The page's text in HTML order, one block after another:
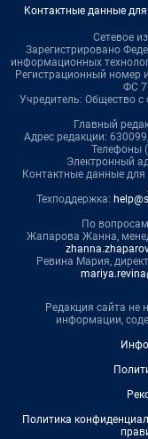
Контактные данные
Сетевое
Зарегистрировано
информационных
Регистрационный номер
ФС
Учредитель: Общество
Главный
Адрес редакции:
Телефоны
Электронный
Контактные данные для
Техподдержка:
По
Жапарова Жанна,
Ревина Мария,
Редакция сайта не
информации,
Политика